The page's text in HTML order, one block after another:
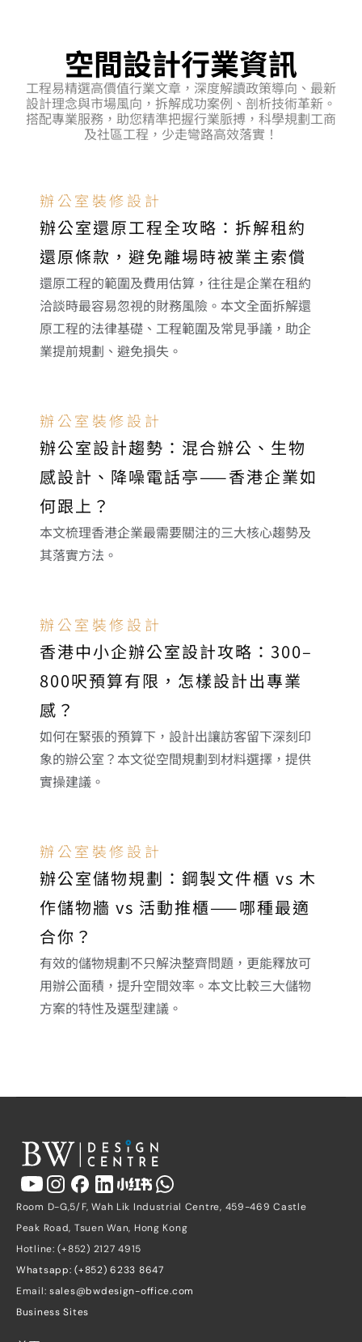
空間設計行業資訊
工程易精選高價值行業文章，深度解讀政策導向、最新
設計理念與市場風向，拆解成功案例、剖析技術革新。
搭配專業服務，助您精準把握行業脈搏，科學規劃工商
及社區工程，少走彎路高效落實！
辦公室裝修設計
辦公室還原工程全攻略：拆解租約
還原條款，避免離場時被業主索償
還原工程的範圍及費用估算，往往是企業在租約
洽談時最容易忽視的財務風險。本文全面拆解還
原工程的法律基礎、工程範圍及常見爭議，助企
業提前規劃、避免損失。
辦公室裝修設計
辦公室設計趨勢：混合辦公、生物
感設計、降噪電話亭——香港企業如
何跟上？
本文梳理香港企業最需要關注的三大核心趨勢及
其落實方法。
辦公室裝修設計
香港中小企辦公室設計攻略：300–
800呎預算有限，怎樣設計出專業
感？
如何在緊張的預算下，設計出讓訪客留下深刻印
象的辦公室？本文從空間規劃到材料選擇，提供
實操建議。
辦公室裝修設計
辦公室儲物規劃：鋼製文件櫃 vs 木
作儲物牆 vs 活動推櫃——哪種最適
合你？
有效的儲物規劃不只解決整齊問題，更能釋放可
用辦公面積，提升空間效率。本文比較三大儲物
方案的特性及選型建議。
Room D-G,5/F, Wah Lik Industrial Centre, 459-469 Castle
Peak Road, Tsuen Wan, Hong Kong
Hotline: (+852) 2127 4915
Whatsapp: (+852) 6233 8647
Email: sales@bwdesign-office.com
Business Sites